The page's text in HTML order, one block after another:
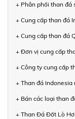
+ Phân phối than đá
+ Cung cấp than đá
+ Cung cấp than đá
+ Đơn vị cung cấp
+ Công ty cung cấp
+ Than đá
+ Bán các loại than
+ Than Đá Đốt Lò